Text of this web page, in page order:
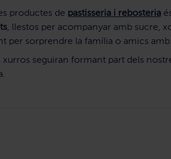
productes de pastisseria i rebosteria
, llestos per acompanyar amb sucre,
per sorprendre la família o amics
seguiran formant part dels